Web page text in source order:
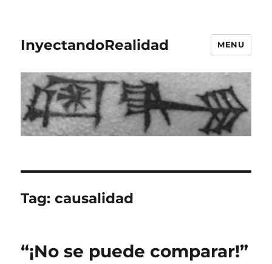
InyectandoRealidad MENU
Tag:causalidad
“¡No se puede comparar!”